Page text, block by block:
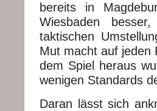
bereits in
Wiesbaden
taktischen
Mut macht auf jeden
dem Spiel heraus
wenigen Standards
Daran lässt sich